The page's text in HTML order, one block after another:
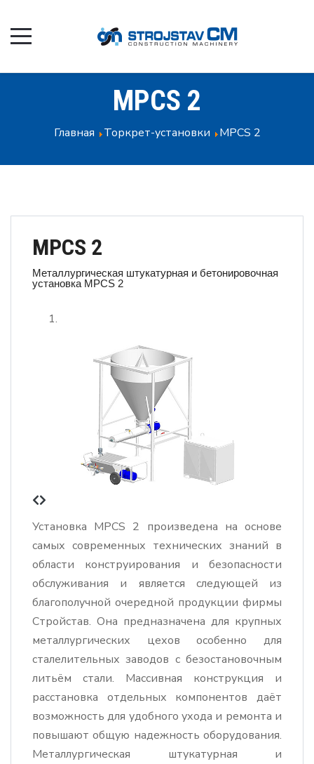
MPCS 2
Главная Торкрет-установки MPCS 2
MPCS 2
Металлургическая штукатурная и бетонировочная
установка MPCS 2
Установка MPCS 2 произведена на основе
самых современных технических знаний в
области конструирования и безопасности
обслуживания и является следующей из
благополучной очередной продукции фирмы
Стройстав. Она предназначена для крупных
металлургических цехов особенно для
сталелительных заводов с безостановочным
литьём стали. Массивная конструкция и
расстановка отдельных компонентов даёт
возможность для удобного ухода и ремонта и
повышают общую надежность оборудования.
Металлургическая штукатурная и